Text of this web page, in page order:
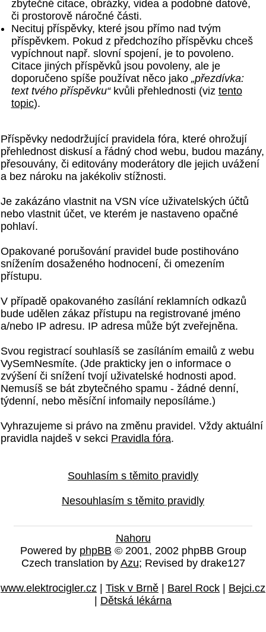
zbytečné citace, obrázky, videa a podobné datově,
či prostorově náročné části.
Necituj příspěvky, které jsou přímo nad tvým
příspěvkem. Pokud z předchozího příspěvku chceš
vypíchnout např. slovní spojení, je to povoleno.
Citace jiných příspěvků jsou povoleny, ale je
doporučeno spíše používat něco jako „přezdívka:
text tvého příspěvku“kvůli přehlednosti (viz tento
topic).
Příspěvky nedodržující pravidela fóra, které ohrožují
přehlednost diskusí a řádný chod webu, budou mazány,
přesouvány, či editovány moderátory dle jejich uvážení
a bez nároku na jakékoliv stížnosti.
Je zakázáno vlastnit na VSN více uživatelských účtů
nebo vlastnit účet, ve kterém je nastaveno opačné
pohlaví.
Opakované porušování pravidel bude postihováno
snížením dosaženého hodnocení, či omezením
přístupu.
V případě opakovaného zasílání reklamních odkazů
bude udělen zákaz přístupu na registrované jméno
a/nebo IP adresu. IP adresa může být zveřejněna.
Svou registrací souhlasíš se zasíláním emailů z webu
VySemNesmíte. (Jde prakticky jen o informace o
zvýšení či snížení tvojí uživatelské hodnosti apod.
Nemusíš se bát zbytečného spamu - žádné denní,
týdenní, nebo měsíční infomaily neposíláme.)
Vyhrazujeme si právo na změnu pravidel. Vždy aktuální
pravidla najdeš v sekci Pravidla fóra.
Souhlasím s těmito pravidly
Nesouhlasím s těmito pravidly
Nahoru
Powered by phpBB © 2001, 2002 phpBB Group
Czech translation by Azu; Revised by drake127
www.elektrocigler.cz | Tisk v Brně | Barel Rock | Bejci.cz
| Dětská lékárna